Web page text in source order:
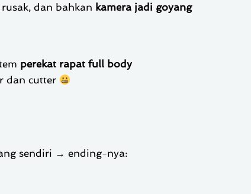
dan bahkan kamera jadi goyang
perekat rapat full body
dan cutter
sendiri → ending-nya: